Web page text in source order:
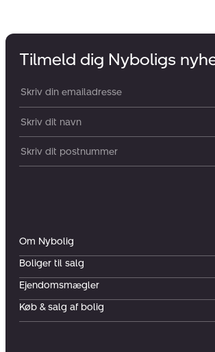
Om Nybolig
Boliger til salg
Ejendomsmægler
Køb & salg af bolig
Tilmeld dig Nyboligs
Din email:
Dit navn:
Postnummer